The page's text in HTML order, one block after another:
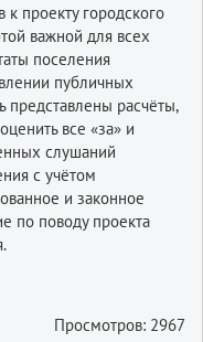
проекту городского
важной для всех
поселения
публичных
представлены расчёты,
все «за» и
слушаний
с учётом
и законное
по поводу проекта
Просмотров: 2967